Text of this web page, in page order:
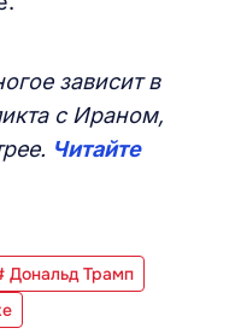
зависит в
с Ираном,
Читайте
Дональд Трамп